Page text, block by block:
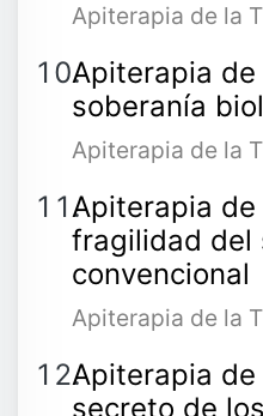
Apiterapia de la
Apiterapia
soberanía
Apiterapia de la
Apiterapia
fragilidad del
convencional
Apiterapia de la
Apiterapia
secreto de